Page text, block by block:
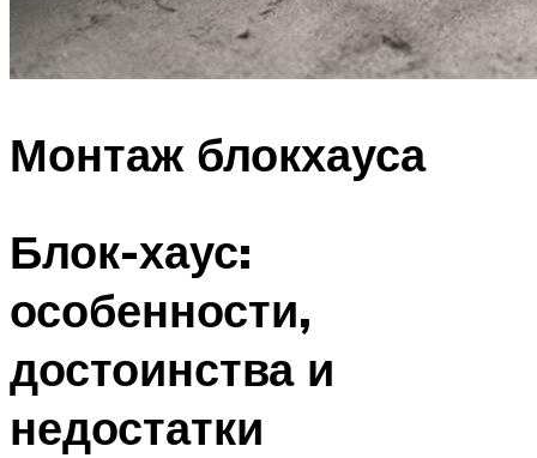
Монтаж блокхауса
Блок-хаус:
особенности,
достоинства и
недостатки